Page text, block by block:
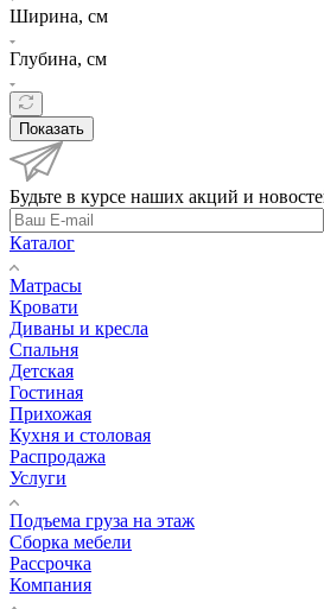
Ширина, см
Глубина, см
Показать
Будьте в курсе наших акций и
Каталог
Матрасы
Кровати
Диваны и кресла
Спальня
Детская
Гостиная
Прихожая
Кухня и столовая
Распродажа
Услуги
Подъема груза на этаж
Сборка мебели
Рассрочка
Компания